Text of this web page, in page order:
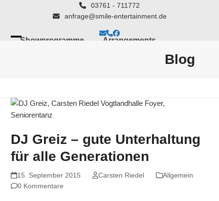
03761 - 711772
anfrage@smile-entertainment.de
E-
Mail
Telefon
Facebook
Showprogramme Arrangements
KontaktBlog
DJ Greiz – gute Unterhaltung
für alle Generationen
15. September 2015 Carsten Riedel
Allgemein
0 Kommentare